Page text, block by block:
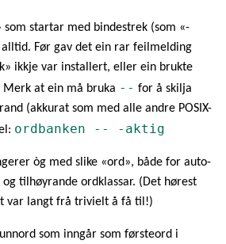
som startar med bindestrek (som «-
Før gav det ein rar feilmelding
ikkje var installert, eller ein brukte
at ein må bruka -- for å skilja
(akkurat som med alle andre POSIX-
ordbanken -- -aktig
òg med slike «ord», både for auto-
tilhøyrande ordklassar. (Det hørest
var langt frå trivielt å få til!)
som inngår som førsteord i